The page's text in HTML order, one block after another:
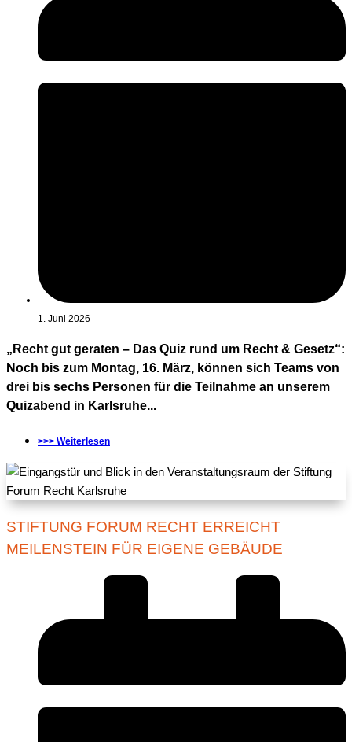
1. Juni 2026
„Recht gut geraten – Das Quiz rund um Recht & Gesetz“:
Noch bis zum Montag, 16. März, können sich Teams von
drei bis sechs Personen für die Teilnahme an unserem
Quizabend in Karlsruhe...
>>> Weiterlesen
STIFTUNG FORUM RECHT ERREICHT
MEILENSTEIN FÜR EIGENE GEBÄUDE